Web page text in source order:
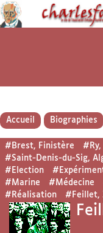
Accueil Biographies
#Brest, Finistère
#Saint-Denis-du-Sig,
#Election
#Marine
#Médecine
#Réalisation
#Feillet,